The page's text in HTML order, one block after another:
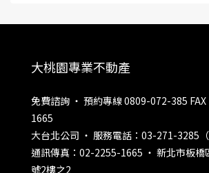
大桃園專業不動產
免費諮詢 ‧ 預約專線 0809-072-385
1665
大台北公司 ‧ 服務電話：03-271-3285
通訊傳真：02-2255-1665 ‧ 新北市板橋
號2樓之2